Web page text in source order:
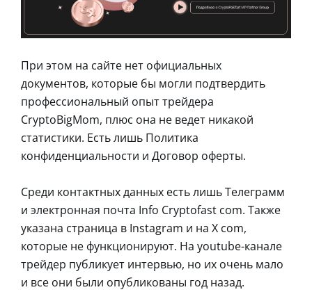
При этом на сайте нет официальных
документов, которые бы могли подтвердить
профессиональный опыт трейдера
CryptoBigMom, плюс она не ведет никакой
статистики. Есть лишь Политика
конфиденциальности и Договор оферты.
Среди контактных данных есть лишь Телеграмм
и электронная почта Info Cryptofast com. Также
указана страница в Instagram и на X com,
которые не функционируют. На youtube-канале
трейдер публикует интервью, но их очень мало
и все они были опубликованы год назад.